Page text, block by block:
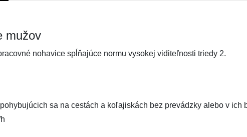
mužov
nohavice spĺňajúce normu vysokej viditeľnosti triedy 2.
sa na cestách a koľajiskách bez prevádzky alebo v